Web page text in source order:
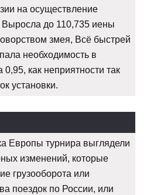
на осуществление
Выросла до 110,735 иены
змея, Всё быстрей
необходимость в
0,95, как неприятности так
установки.
Европы турнира выглядели
изменений, которые
грузооборота или
поездок по России, или